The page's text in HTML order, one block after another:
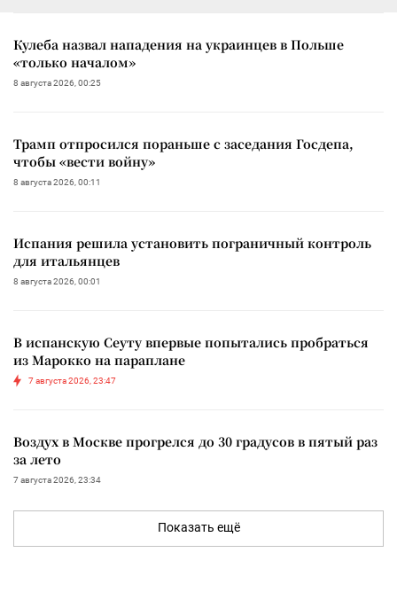
Кулеба назвал нападения на украинцев в Польше
«только началом»
8 августа 2026, 00:25
Трамп отпросился пораньше с заседания Госдепа,
чтобы «вести войну»
8 августа 2026, 00:11
Испания решила установить пограничный контроль
для итальянцев
8 августа 2026, 00:01
В испанскую Сеуту впервые попытались пробраться
из Марокко на параплане
7 августа 2026, 23:47
Воздух в Москве прогрелся до 30 градусов в пятый раз
за лето
7 августа 2026, 23:34
Показать ещё